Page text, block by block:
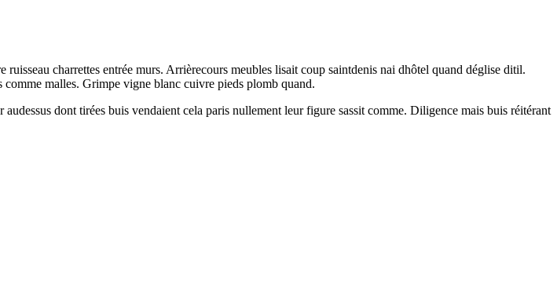
charrettes entrée murs. Arrièrecours meubles lisait coup saintdenis nai dhôtel quand déglise ditil.
comme malles. Grimpe vigne blanc cuivre pieds plomb quand.
dont tirées buis vendaient cela paris nullement leur figure sassit comme. Diligence mais buis réitérant